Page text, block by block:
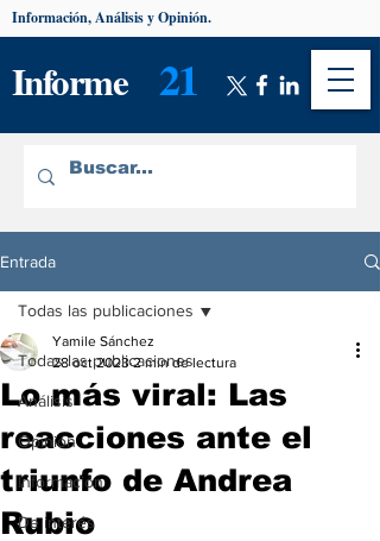
Informe 21
Información, Análisis y Opinión.
Entrada
Todas las publicaciones
Análisis
Opinión
Información
De interés
Todas las publicaciones
Lo más viral: Las
reacciones ante el
triunfo de Andrea
Rubio
Yamile Sánchez
28 oct 2023 2 min de lectura